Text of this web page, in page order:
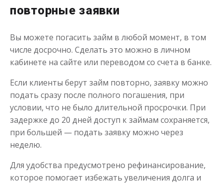
Переведём в долг
Сумма 50 000₽
Срок от 1до 21 дня
повторные заявки
Вы можете погасить займ в любой момент, в том
числе досрочно. Сделать это можно в личном
кабинете на сайте или переводом со счета в банке.
Если клиенты берут займ повторно, заявку можно
подать сразу после полного погашения, при
условии, что не было длительной просрочки. При
задержке до 20 дней доступ к займам сохраняется,
при большей — подать заявку можно через
неделю.
Для удобства предусмотрено рефинансирование,
которое помогает избежать увеличения долга и